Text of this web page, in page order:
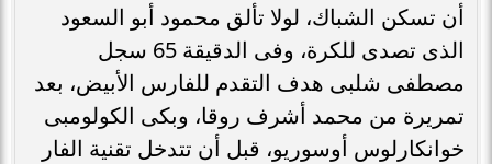
أن تسكن الشباك، لولا تألق محمود أبو السعود
الذى تصدى للكرة، وفى الدقيقة 65 سجل
مصطفى شلبى هدف التقدم للفارس الأبيض، بعد
تمريرة من محمد أشرف روقا، وبكى الكولومبى
خوانكارلوس أوسوريو، قبل أن تتدخل تقنية الفار